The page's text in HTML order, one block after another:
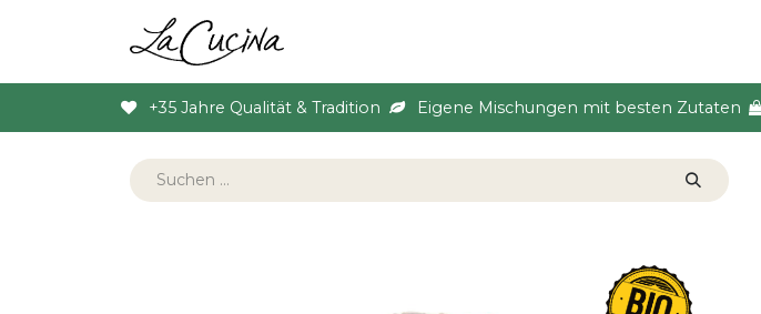
+35 Jahre Qualität & Tradition Eigene Mischungen mit besten Zutaten